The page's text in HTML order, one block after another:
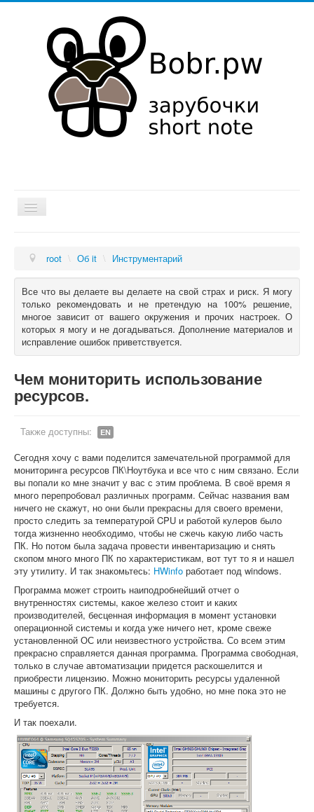
Мысли в слух
Об it
Увлечения
О книгах
root \ Об it \ Инструментарий
Все что вы делаете вы делаете на свой страх и риск. Я могу
только рекомендовать и не претендую на 100% решение,
многое зависит от вашего окружения и прочих настроек. О
которых я могу и не догадываться. Дополнение материалов и
исправление ошибок приветствуется.
Чем мониторить использование
ресурсов.
Также доступны: EN
Сегодня хочу с вами поделится замечательной программой для
мониторинга ресурсов ПК\Ноутбука и все что с ним связано. Если
вы попали ко мне значит у вас с этим проблема. В своё время я
много перепробовал различных программ. Сейчас названия вам
ничего не скажут, но они были прекрасны для своего времени,
просто следить за температурой CPU и работой кулеров было
тогда жизненно необходимо, чтобы не сжечь какую либо часть
ПК. Но потом была задача провести инвентаризацию и снять
скопом много много ПК по характеристикам, вот тут то я и нашел
эту утилиту. И так знакомьтесь: HWinfo работает под windows.
Программа может строить наиподробнейший отчет о
внутренностях системы, какое железо стоит и каких
производителей, бесценная информация в момент установки
операционной системы и когда уже ничего нет, кроме свеже
установленной ОС или неизвестного устройства. Со всем этим
прекрасно справляется данная программа. Программа свободная,
только в случае автоматизации придется раскошелится и
приобрести лицензию. Можно мониторить ресурсы удаленной
машины с другого ПК. Должно быть удобно, но мне пока это не
требуется.
И так поехали.